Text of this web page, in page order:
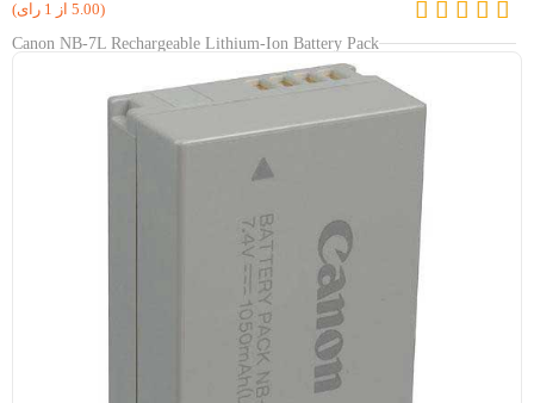
(5.00 از 1 رای)
Canon NB-7L Rechargeable Lithium-Ion Battery Pack